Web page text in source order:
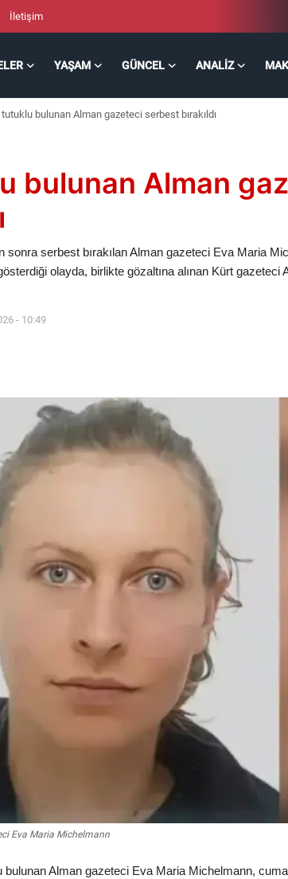
İletişim
YAŞAM GÜNCEL ANALIZ
bulunan Alman gazeteci serbest bırakıldı
bulunan Alman
sonra serbest bırakılan Alman gazeteci Eva Maria
olayda, birlikte gözaltına alınan Kürt gazeteci
- 10:49
Eva Maria Michelmann
Alman gazeteci Eva Maria Michelmann,